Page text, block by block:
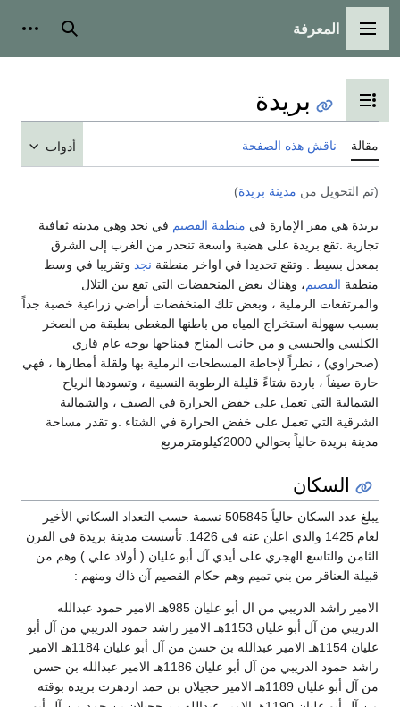
القائمة الرئيسية
المعرفة بحث
تبديل عرض جدول المحتويات
بريدة
مقالة ناقش هذه الصفحة أدوات
(تم التحويل من مدينة بريدة)
بريدة هي مقر الإمارة في منطقة القصيم في نجد وهي مدينه ثقافية
تجارية .تقع بريدة على هضبة واسعة تنحدر من الغرب إلى الشرق
بمعدل بسيط . وتقع تحديدا في اواخر منطقة نجد وتقريبا في وسط
منطقة القصيم، وهناك بعض المنخفضات التي تقع بين التلال
والمرتفعات الرملية ، وبعض تلك المنخفضات أراضي زراعية خصبة جداً
بسبب سهولة استخراج المياه من باطنها المغطى بطبقة من الصخر
الكلسي والجبسي و من جانب المناخ فمناخها بوجه عام قاري
(صحراوي) ، نظراً لإحاطة المسطحات الرملية بها ولقلة أمطارها ، فهي
حارة صيفاً ، باردة شتاءً قليلة الرطوبة النسبية ، وتسودها الرياح
الشمالية التي تعمل على خفض الحرارة في الصيف ، والشمالية
الشرقية التي تعمل على خفض الحرارة في الشتاء .و تقدر مساحة
مدينة بريدة حالياً بحوالي 2000كيلومترمربع
السكان
يبلغ عدد السكان حالياً 505845 نسمة حسب التعداد السكاني الأخير
لعام 1425 والذي اعلن عنه في 1426. تأسست مدينة بريدة في القرن
الثامن والتاسع الهجري على أيدي آل أبو عليان ( أولاد علي ) وهم من
قبيلة العناقر من بني تميم وهم حكام القصيم آن ذاك ومنهم :
الامير راشد الدريبي من ال أبو عليان 985هـ الامير حمود عبدالله
الدريبي من آل أبو عليان 1153هـ الامير راشد حمود الدريبي من آل أبو
عليان 1154هـ الامير عبدالله بن حسن من آل أبو عليان 1184هـ الامير
راشد حمود الدريبي من آل أبو عليان 1186هـ الامير عبدالله بن حسن
من آل أبو عليان 1189هـ الامير حجيلان بن حمد ازدهرت بريده بوقته